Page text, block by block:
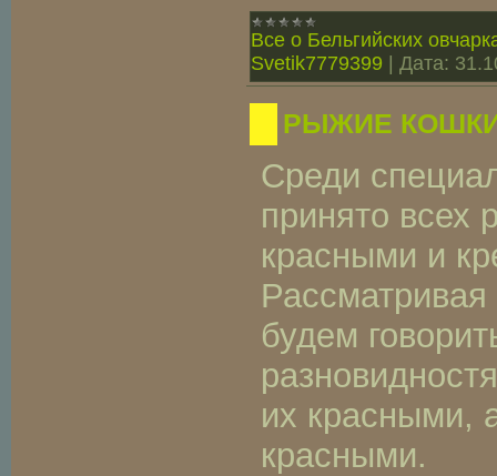
Все о Бельгийских
Svetik7779399 | Дата:
РЫЖИЕ
Среди
принято всех
красными и
будем
их красными,
красными.